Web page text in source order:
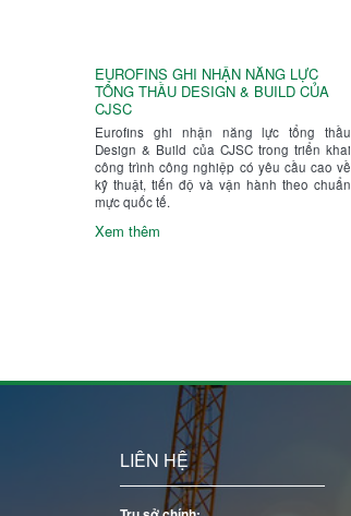
EUROFINS GHI NHẬN NĂNG LỰC
TỔNG THẦU DESIGN & BUILD CỦA
CJSC
Eurofins ghi nhận năng lực tổng thầu
Design & Build của CJSC trong triển khai
công trình công nghiệp có yêu cầu cao về
kỹ thuật, tiến độ và vận hành theo chuẩn
mực quốc tế.
Xem thêm
LIÊN HỆ